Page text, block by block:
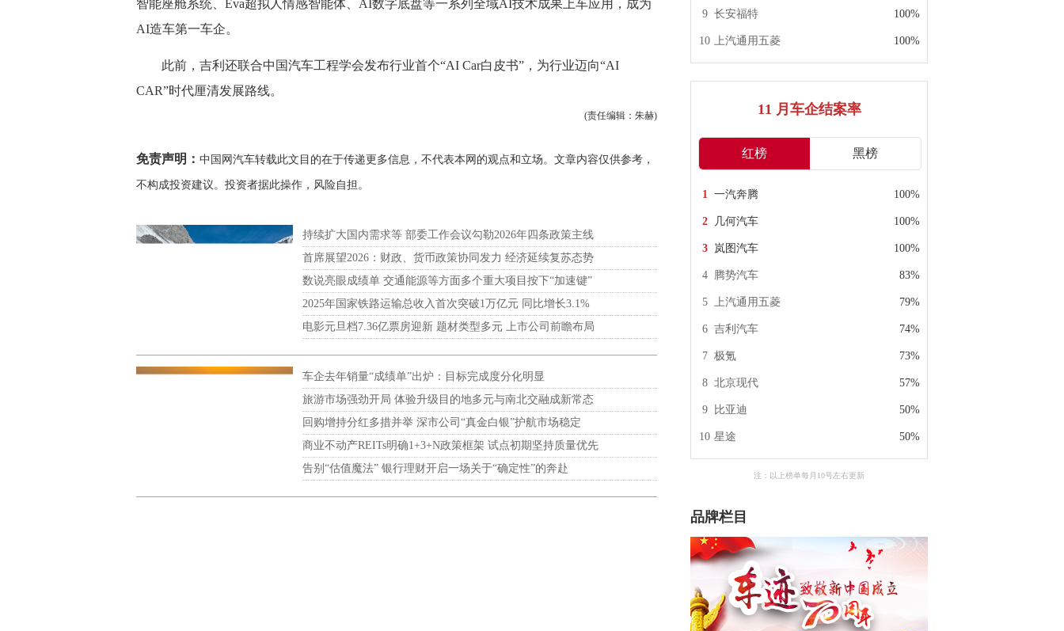
智能座舱系统、Eva超拟人情感智能体、AI数字底盘等一系列全域AI技术成果上车应用，成为
AI造车第一车企。
此前，吉利还联合中国汽车工程学会发布行业首个“AI Car白皮书”，为行业迈向“AI
CAR”时代厘清发展路线。
(责任编辑：朱赫)
免责声明： 中国网汽车转载此文目的在于传递更多信息，不代表本网的观点和立场。文章内容仅供参考，
不构成投资建议。投资者据此操作，风险自担。
持续扩大国内需求等 部委工作会议勾勒2026年四条政策主线
首席展望2026：财政、货币政策协同发力 经济延续复苏态势
数说亮眼成绩单 交通能源等方面多个重大项目按下“加速键”
2025年国家铁路运输总收入首次突破1万亿元 同比增长3.1%
电影元旦档7.36亿票房迎新 题材类型多元 上市公司前瞻布局
车企去年销量“成绩单”出炉：目标完成度分化明显
旅游市场强劲开局 体验升级目的地多元与南北交融成新常态
回购增持分红多措并举 深市公司“真金白银”护航市场稳定
商业不动产REITs明确1+3+N政策框架 试点初期坚持质量优先
告别“估值魔法” 银行理财开启一场关于“确定性”的奔赴
长安福特 100%
上汽通用五菱 100%
11 月车企结案率
红榜 黑榜
一汽奔腾 100%
几何汽车 100%
岚图汽车 100%
腾势汽车 83%
上汽通用五菱 79%
吉利汽车 74%
极氪 73%
北京现代 57%
比亚迪 50%
星途 50%
注：以上榜单每月10号左右更新
品牌栏目